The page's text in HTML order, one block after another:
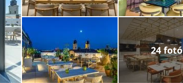
24 fotó